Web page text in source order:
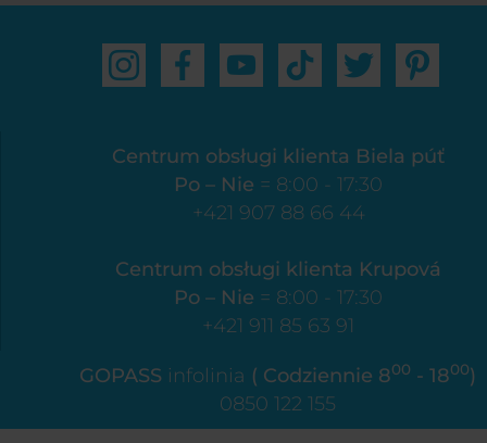
Centrum obsługi klienta Biela púť
Po – Nie = 8:00 - 17:30
+421 907 88 66 44
Centrum obsługi klienta Krupová
Po – Nie = 8:00 - 17:30
+421 911 85 63 91
GOPASS infolinia ( Codziennie 800 - 1800)
0850 122 155